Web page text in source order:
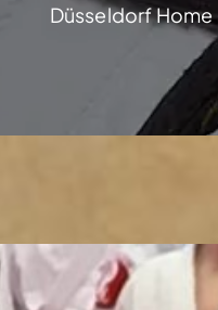
Düsseldorf Home